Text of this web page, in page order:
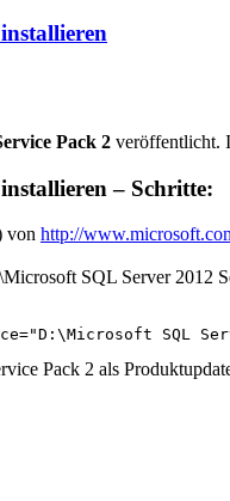
Pack 2 veröffentlicht.
– Schritte:
von http://
SQL Server 2012
SQL
Pack 2 als